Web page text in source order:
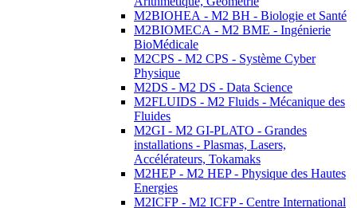
M2BIOHEA - M2 BH - Biologie et Santé
M2BIOMECA - M2 BME - Ingénierie
BioMédicale
M2CPS - M2 CPS - Système Cyber
Physique
M2DS - M2 DS - Data Science
M2FLUIDS - M2 Fluids - Mécanique des
Fluides
M2GI - M2 GI-PLATO - Grandes
installations - Plasmas, Lasers,
Accélérateurs, Tokamaks
M2HEP - M2 HEP - Physique des Hautes
Energies
M2ICFP - M2 ICFP - Centre International